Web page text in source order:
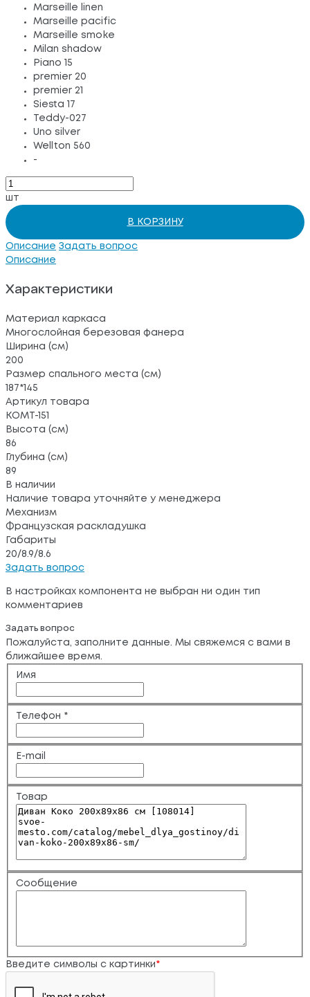
Marseille linen
Marseille pacific
Marseille smoke
Milan shadow
Piano 15
premier 20
premier 21
Siesta 17
Teddy-027
Uno silver
Wellton 560
-
шт
В КОРЗИНУ
Описание Задать вопрос
Описание
Характеристики
Материал каркаса
Многослойная березовая фанера
Ширина (см)
200
Размер спального места (см)
187*145
Артикул товара
КОМТ-151
Высота (см)
86
Глубина (см)
89
В наличии
Наличие товара уточняйте у менеджера
Механизм
Французская раскладушка
Габариты
20/8.9/8.6
Задать вопрос
В настройках компонента не выбран ни один тип
комментариев
Задать вопрос
Пожалуйста, заполните данные. Мы свяжемся с вами в
ближайшее время.
Имя
Телефон *
E-mail
Товар
Сообщение
Введите символы с картинки *